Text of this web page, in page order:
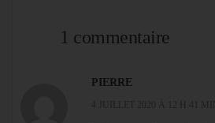
1 commentaire
PIERRE
4 JUILLET 2020 À 12 H 41 MIN